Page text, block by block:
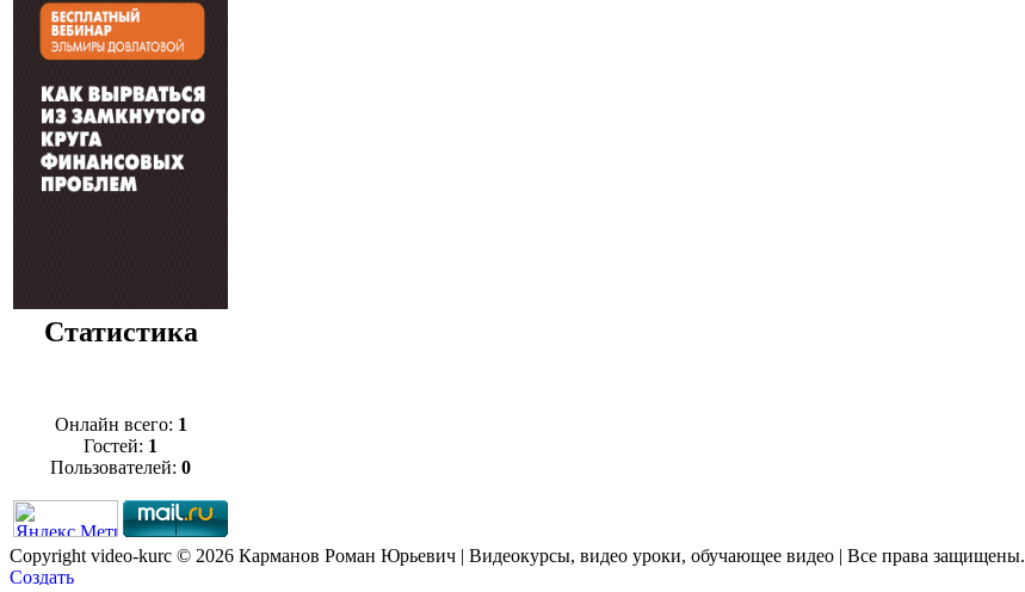
Статистика
Онлайн всего: 1
Гостей: 1
Пользователей: 0
Copyright video-kurc © 2026 Карманов Роман Юрьевич | Видеокурсы, видео уроки, обучающее видео | Все права защищены.